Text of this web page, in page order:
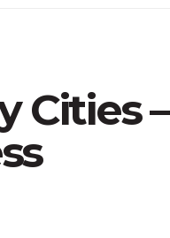
Cities –